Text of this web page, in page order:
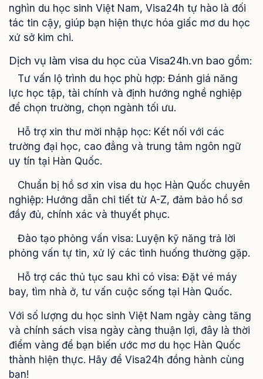
nghìn du học sinh Việt Nam, Visa24h tự hào là đối
tác tin cậy, giúp bạn hiện thực hóa giấc mơ du học
xứ sở kim chi.
Dịch vụ làm visa du học của Visa24h.vn bao gồm:
Tư vấn lộ trình du học phù hợp: Đánh giá năng
lực học tập, tài chính và định hướng nghề nghiệp
để chọn trường, chọn ngành tối ưu.
Hỗ trợ xin thư mời nhập học: Kết nối với các
trường đại học, cao đẳng và trung tâm ngôn ngữ
uy tín tại Hàn Quốc.
Chuẩn bị hồ sơ xin visa du học Hàn Quốc chuyên
nghiệp: Hướng dẫn chi tiết từ A-Z, đảm bảo hồ sơ
đầy đủ, chính xác và thuyết phục.
Đào tạo phỏng vấn visa: Luyện kỹ năng trả lời
phỏng vấn tự tin, xử lý các tình huống thường gặp.
Hỗ trợ các thủ tục sau khi có visa: Đặt vé máy
bay, tìm nhà ở, tư vấn cuộc sống tại Hàn Quốc.
Với số lượng du học sinh Việt Nam ngày càng tăng
và chính sách visa ngày càng thuận lợi, đây là thời
điểm vàng để bạn biến ước mơ du học Hàn Quốc
thành hiện thực. Hãy để Visa24h đồng hành cùng
bạn!